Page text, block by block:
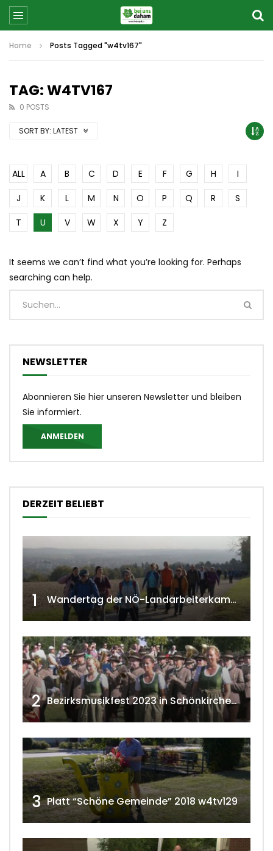
Home Posts Tagged "w4tv167"
TAG: W4TV167
0 POSTS
SORT BY: LATEST
ALL A B C D E F G H
I
J
K L M N O P Q R
S
T
U V W X Y Z
It seems we can’t find what you’re looking for. Perhaps
searching can help.
NEWSLETTER
Abonnieren Sie hier unseren Newsletter und bleiben
Sie informiert.
ANMELDEN
DERZEIT BELIEBT
1 Wandertag der NÖ-Landarbeiterkammer in Hollabrunn 2024
2 Bezirksmusikfest 2023 in Schönkirchen-Reyersdorf
3 Platt “Schöne Gemeinde” 2018 w4tv129